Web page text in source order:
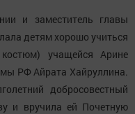
и заместитель главы
детям хорошо учиться
учащейся Арине
РФ Айрата Хайруллина.
добросовестный
и вручила ей Почетную